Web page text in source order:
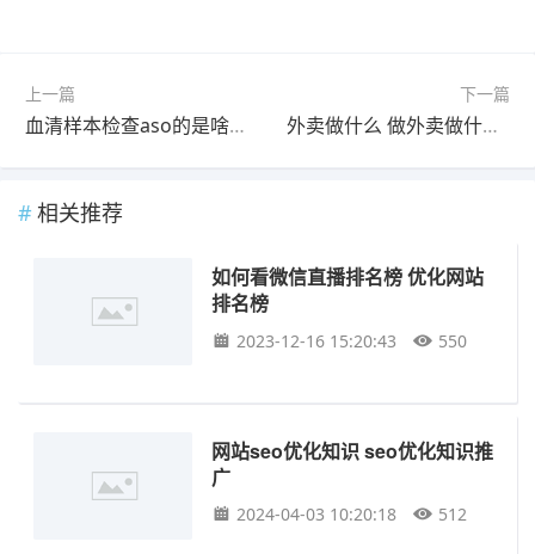
上一篇
血清样本检查aso的是啥 血清ASO是检验什么的
下一篇
外卖做什么 做外卖做什么项目好
相关推荐
如何看微信直播排名榜 优化网站
排名榜
2023-12-16 15:20:43 550
网站seo优化知识 seo优化知识推
广
2024-04-03 10:20:18 512